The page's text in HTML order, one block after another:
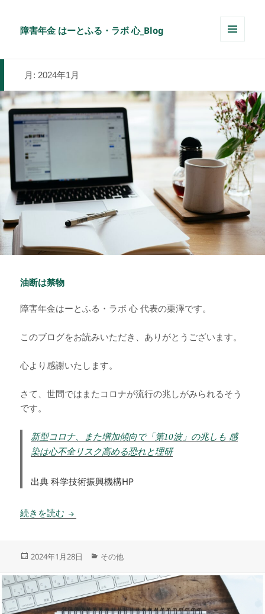
障害年金 はーとふる・ラボ 心_Blog
月: 2024年1月
油断は禁物
障害年金はーとふる・ラボ 心 代表の栗澤です。
このブログをお読みいただき、ありがとうございます。
心より感謝いたします。
さて、世間ではまたコロナが流行の兆しがみられるそう
です。
新型コロナ、また増加傾向で「第10波」の兆しも 感
染は心不全リスク高める恐れと理研
出典 科学技術振興機構HP
続きを読む 油断は禁物
投
日:
2024年1月28日
カ
ゴ
リ
ー
その他